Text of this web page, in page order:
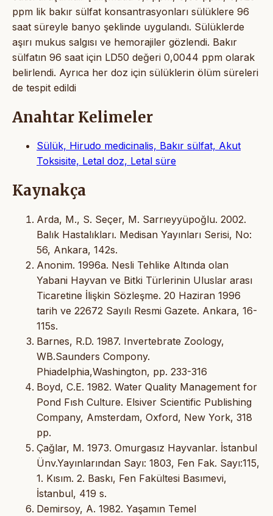
ppm lik bakır sülfat konsantrasyonları sülüklere 96
saat süreyle banyo şeklinde uygulandı. Sülüklerde
aşırı mukus salgısı ve hemorajiler gözlendi. Bakır
sülfatın 96 saat için LD50 değeri 0,0044 ppm olarak
belirlendi. Ayrıca her doz için sülüklerin ölüm süreleri
de tespit edildi
Anahtar Kelimeler
Sülük, Hirudo medicinalis, Bakır sülfat, Akut
Toksisite, Letal doz, Letal süre
Kaynakça
Arda, M., S. Seçer, M. Sarrıeyyüpoğlu. 2002.
Balık Hastalıkları. Medisan Yayınları Serisi, No:
56, Ankara, 142s.
Anonim. 1996a. Nesli Tehlike Altında olan
Yabani Hayvan ve Bitki Türlerinin Uluslar arası
Ticaretine İlişkin Sözleşme. 20 Haziran 1996
tarih ve 22672 Sayılı Resmi Gazete. Ankara, 16-
115s.
Barnes, R.D. 1987. Invertebrate Zoology,
WB.Saunders Compony.
Phiadelphia,Washington, pp. 233-316
Boyd, C.E. 1982. Water Quality Management for
Pond Fısh Culture. Elsiver Scientific Publishing
Company, Amsterdam, Oxford, New York, 318
pp.
Çağlar, M. 1973. Omurgasız Hayvanlar. İstanbul
Ünv.Yayınlarından Sayı: 1803, Fen Fak. Sayı:115,
1. Kısım. 2. Baskı, Fen Fakültesi Basımevi,
İstanbul, 419 s.
Demirsoy, A. 1982. Yaşamın Temel